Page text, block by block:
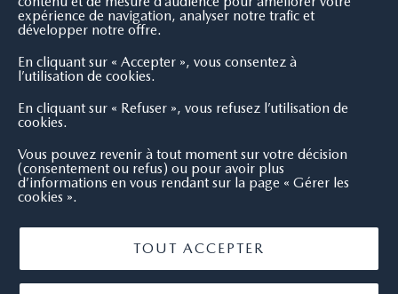
expérience de navigation, analyser notre trafic et
développer notre offre.
En cliquant sur « Accepter », vous consentez à
l’utilisation de cookies.
En cliquant sur « Refuser », vous refusez l’utilisation de
cookies.
Vous pouvez revenir à tout moment sur votre décision
(consentement ou refus) ou pour avoir plus
d’informations en vous rendant sur la page « Gérer les
cookies ».
TOUT ACCEPTER